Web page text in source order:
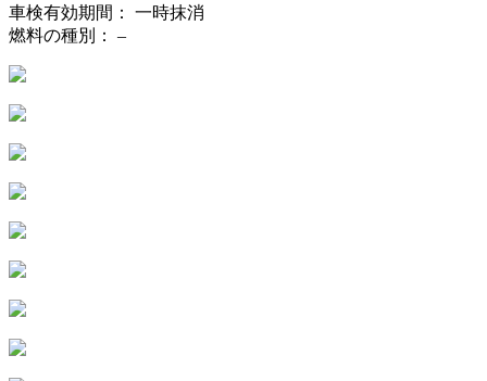
車検有効期間： 一時抹消
燃料の種別： –